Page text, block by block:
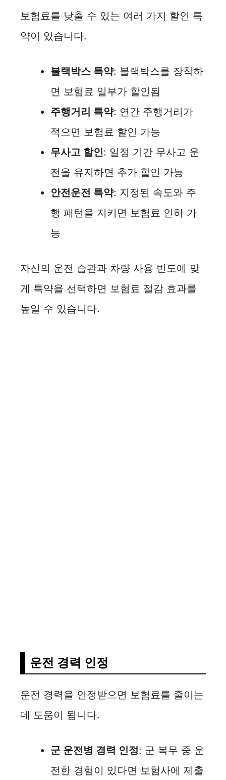
보험료를 낮출 수 있는 여러 가지 할인 특
약이 있습니다.
블랙박스 특약: 블랙박스를 장착하
면 보험료 일부가 할인됨
주행거리 특약: 연간 주행거리가
적으면 보험료 할인 가능
무사고 할인: 일정 기간 무사고 운
전을 유지하면 추가 할인 가능
안전운전 특약: 지정된 속도와 주
행 패턴을 지키면 보험료 인하 가
능
자신의 운전 습관과 차량 사용 빈도에 맞
게 특약을 선택하면 보험료 절감 효과를
높일 수 있습니다.
운전 경력 인정
운전 경력을 인정받으면 보험료를 줄이는
데 도움이 됩니다.
군 운전병 경력 인정: 군 복무 중 운
전한 경험이 있다면 보험사에 제출